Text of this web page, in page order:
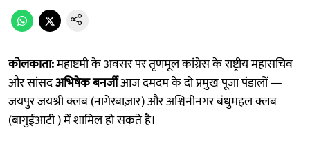
कोलकाता:महाष्टमी के अवसर पर तृणमूल कांग्रेस के राष्ट्रीय महासचिव
और सांसदअभिषेक बनर्जीआज दमदम के दो प्रमुख पूजा पंडालों —
जयपुर जयश्री क्लब (नागेरबाज़ार) और अश्विनीनगर बंधुमहल क्लब
(बागुईआटी ) में शामिल हो सकते है।